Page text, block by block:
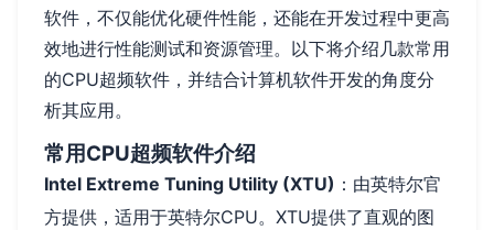
软件，不仅能优化硬件性能，还能在开发过程中更高
效地进行性能测试和资源管理。以下将介绍几款常用
的CPU超频软件，并结合计算机软件开发的角度分
析其应用。
常用CPU超频软件介绍
Intel Extreme Tuning Utility (XTU) ：由英特尔官
方提供，适用于英特尔CPU。XTU提供了直观的图